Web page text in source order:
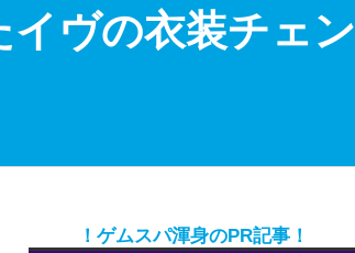
ヴの衣装チェン
！ゲムスパ渾身のPR記事！